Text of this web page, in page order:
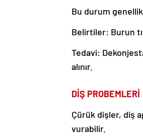
Bu durum
Belirtiler: Burun
Tedavi:
alınır.
DİŞ PROBEMLERİ
Çürük dişler, diş
vurabilir.